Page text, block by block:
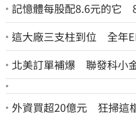
記憶體每股配8.6元的它
這大廠三支柱到位 全年
北美訂單補爆 聯發科小
外資買超20億元 狂掃這